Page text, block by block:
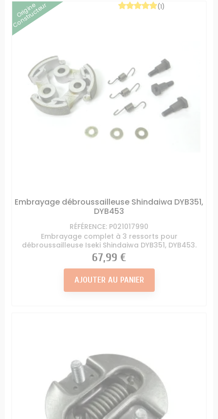
Origine
Constructeur
Embrayage débroussailleuse Shindaiwa DYB351,
DYB453
RÉFÉRENCE: P021017990
Embrayage complet à 3 ressorts pour
débroussailleuse Iseki Shindaiwa DYB351, DYB453.
(1)
Prix
67,99 €
AJOUTER AU PANIER